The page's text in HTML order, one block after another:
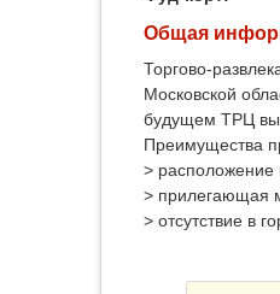
Общая
Торгово-
Московской
будущем ТРЦ
Преимущества
> расположение
> прилегающая
> отсутствие в